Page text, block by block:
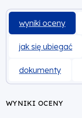
wyniki oceny
jak się ubiegać
dokumenty
WYNIKI OCENY